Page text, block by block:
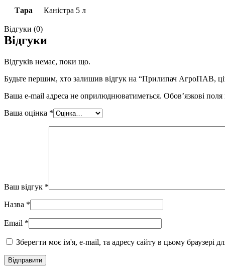
Тара Каністра 5 л
Відгуки (0)
Відгуки
Відгуків немає, поки що.
Будьте першим, хто залишив відгук на “Прилипач АгроПАВ,
Ваша e-mail адреса не оприлюднюватиметься. Обов’язкові
Ваша оцінка *
Ваш відгук *
Назва *
Email *
Зберегти моє ім'я, e-mail, та адресу сайту в цьому браузері